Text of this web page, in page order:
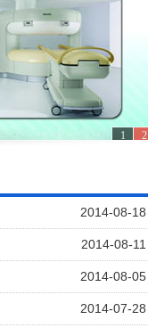
2
1
2014-08-18
2014-08-11
2014-08-05
2014-07-28